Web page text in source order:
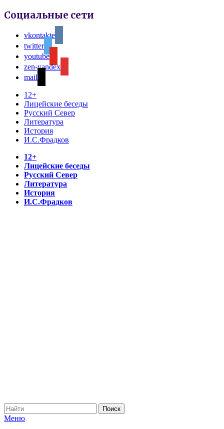
Социальные сети
vkontakte
twitter
youtube
zen-yandex
mail
12+
Лицейские беседы
Русский Север
Литература
История
И.С.Фрадков
12+
Лицейские беседы
Русский Север
Литература
История
И.С.Фрадков
Меню